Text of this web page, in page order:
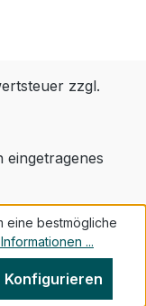
zzgl.
eine bestmögliche
...
Konfigurieren